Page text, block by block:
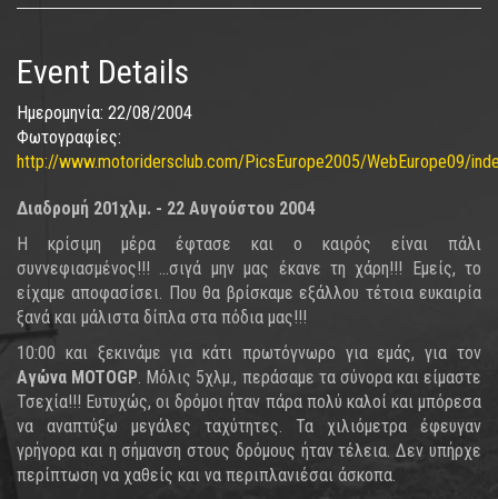
Event Details
Ημερομηνία: 22/08/2004
Φωτογραφίες:
http://www.motoridersclub.com/PicsEurope2005/WebEurope09/
Διαδρομή 201χλμ. - 22 Αυγούστου 2004
Η κρίσιμη μέρα έφτασε και ο καιρός είναι πάλι
συννεφιασμένος!!! ...σιγά μην μας έκανε τη χάρη!!! Εμείς, το
είχαμε αποφασίσει. Που θα βρίσκαμε εξάλλου τέτοια ευκαιρία
ξανά και μάλιστα δίπλα στα πόδια μας!!!
10:00 και ξεκινάμε για κάτι πρωτόγνωρο για εμάς, για τον
Αγώνα MOTOGP. Μόλις 5χλμ., περάσαμε τα σύνορα και είμαστε
Τσεχία!!! Ευτυχώς, οι δρόμοι ήταν πάρα πολύ καλοί και μπόρεσα
να αναπτύξω μεγάλες ταχύτητες. Τα χιλιόμετρα έφευγαν
γρήγορα και η σήμανση στους δρόμους ήταν τέλεια. Δεν υπήρχε
περίπτωση να χαθείς και να περιπλανιέσαι άσκοπα.